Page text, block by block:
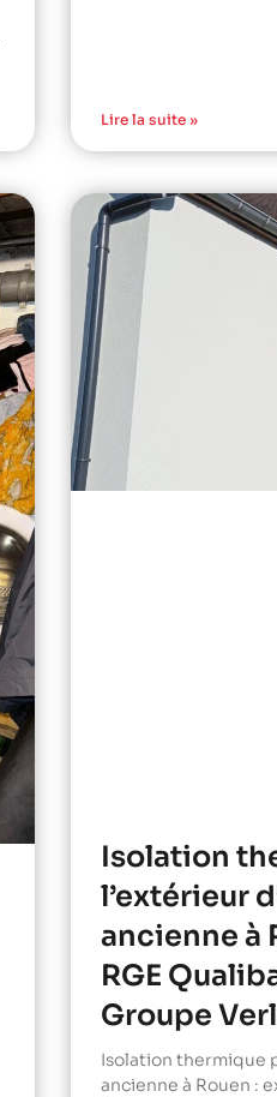
Lire la suite »
Isolation
l’extérieur
ancienne à
RGE
Groupe
Isolation thermique
ancienne à Rouen :